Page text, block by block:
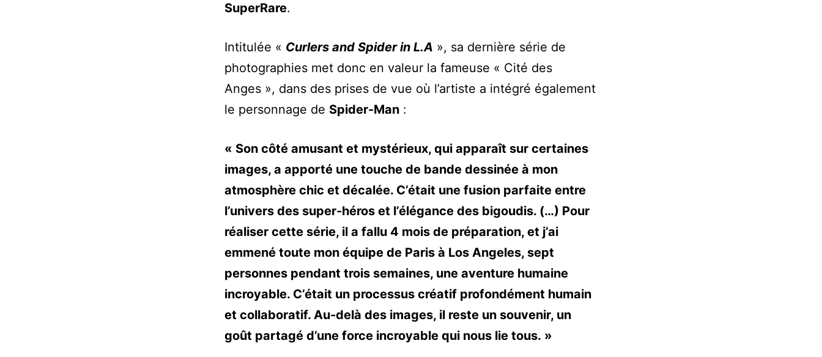
SuperRare.
Intitulée « Curlers and Spider in L.A », sa dernière série de
photographies met donc en valeur la fameuse « Cité des
Anges », dans des prises de vue où l’artiste a intégré également
le personnage de Spider-Man :
« Son côté amusant et mystérieux, qui apparaît sur certaines
images, a apporté une touche de bande dessinée à mon
atmosphère chic et décalée. C’était une fusion parfaite entre
l’univers des super-héros et l’élégance des bigoudis. (…) Pour
réaliser cette série, il a fallu 4 mois de préparation, et j’ai
emmené toute mon équipe de Paris à Los Angeles, sept
personnes pendant trois semaines, une aventure humaine
incroyable. C’était un processus créatif profondément humain
et collaboratif. Au-delà des images, il reste un souvenir, un
goût partagé d’une force incroyable qui nous lie tous. »